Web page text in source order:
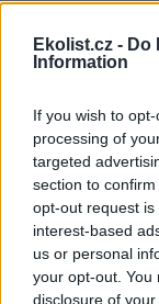
Ekolist.cz - Do
Information
If you wish to
processing of
targeted
section to
opt-out request
interest-based
us or personal
your opt-out. You
disclosure of
Deset druhů
živé zahradě.
Diskuse: 10
Velký rok
365 dní